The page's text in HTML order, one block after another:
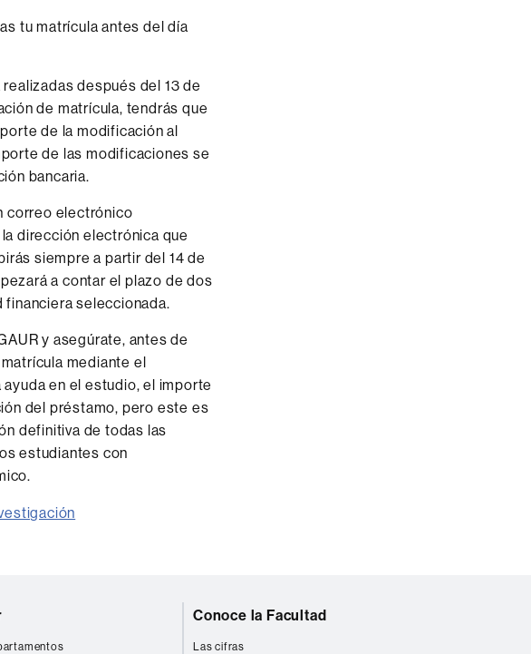
tu matrícula antes del día
después del 13 de
de matrícula, tendrás que
de la modificación al
de las modificaciones se
bancaria.
correo electrónico
dirección electrónica que
siempre a partir del 14 de
a contar el plazo de dos
financiera seleccionada.
y asegúrate, antes de
mediante el
en el estudio, el importe
del préstamo, pero este es
definitiva de todas las
estudiantes con
Conoce la Facultad
Las cifras